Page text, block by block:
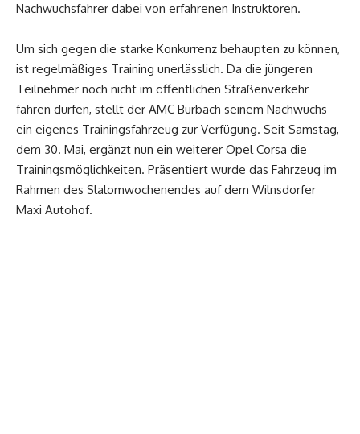
Nachwuchsfahrer dabei von erfahrenen Instruktoren.
Um sich gegen die starke Konkurrenz behaupten zu können,
ist regelmäßiges Training unerlässlich. Da die jüngeren
Teilnehmer noch nicht im öffentlichen Straßenverkehr
fahren dürfen, stellt der AMC Burbach seinem Nachwuchs
ein eigenes Trainingsfahrzeug zur Verfügung. Seit Samstag,
dem 30. Mai, ergänzt nun ein weiterer Opel Corsa die
Trainingsmöglichkeiten. Präsentiert wurde das Fahrzeug im
Rahmen des Slalomwochenendes auf dem Wilnsdorfer
Maxi Autohof.